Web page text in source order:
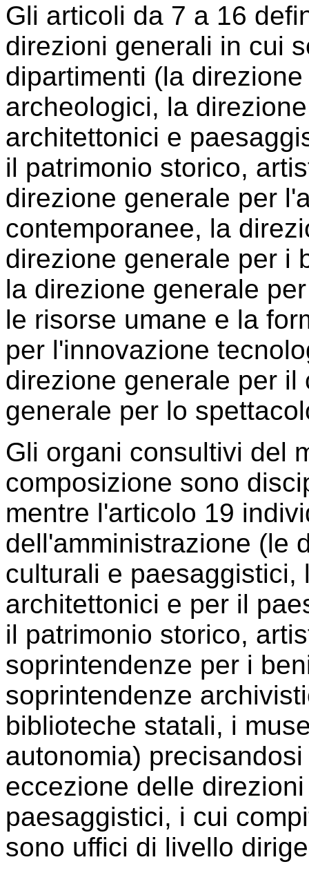
Gli articoli da 7 a 16
direzioni generali in cui
dipartimenti (la
archeologici, la
architettonici e
il patrimonio storico,
direzione generale per
contemporanee, la
direzione generale per i
la direzione generale
le risorse umane e la
per l'innovazione
direzione generale per
generale per lo
Gli organi consultivi del
composizione sono
mentre l'articolo 19
dell'amministrazione (le
culturali e
architettonici e per il
il patrimonio storico,
soprintendenze per i
soprintendenze
biblioteche statali, i
autonomia)
eccezione delle
paesaggistici, i cui
sono uffici di livello